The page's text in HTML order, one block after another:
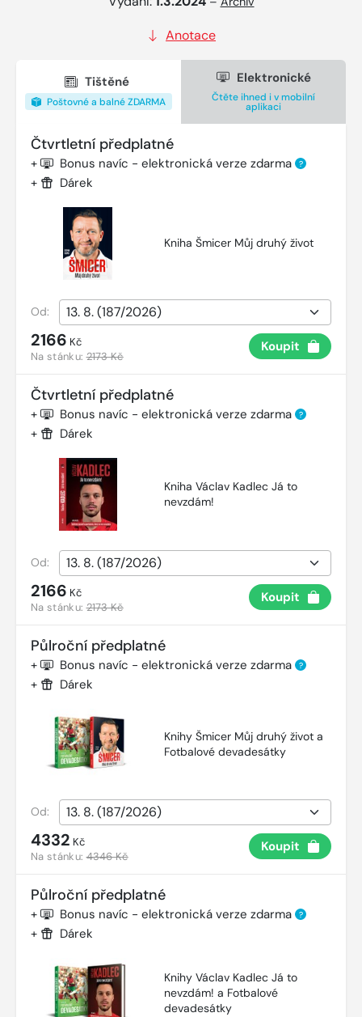
Anotace
Tištěné
Poštovné a balné ZDARMA
Elektronické
Čtěte ihned i v mobilní
aplikaci
Čtvrtletní předplatné
+ Bonus navíc - elektronická verze zdarma ?
+ Dárek
Kniha Šmicer Můj druhý život
Od:
2166 Kč
Na stánku:2173 Kč
Koupit
Čtvrtletní předplatné
+ Bonus navíc - elektronická verze zdarma ?
+ Dárek
Kniha Václav Kadlec Já to
nevzdám!
Od:
2166 Kč
Na stánku:2173 Kč
Koupit
Půlroční předplatné
+ Bonus navíc - elektronická verze zdarma ?
+ Dárek
Knihy Šmicer Můj druhý život a
Fotbalové devadesátky
Od:
4332 Kč
Na stánku:4346 Kč
Koupit
Půlroční předplatné
+ Bonus navíc - elektronická verze zdarma ?
+ Dárek
Knihy Václav Kadlec Já to
nevzdám! a Fotbalové
devadesátky